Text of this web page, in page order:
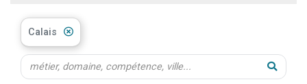
Calais